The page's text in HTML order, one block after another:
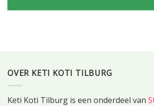
OVER KETI KOTI TILBURG
Keti Koti Tilburg is een onderdeel van